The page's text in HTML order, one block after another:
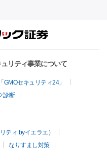
リティ事業について
セキュリティ24」
診断
ティ byイエラエ）
なりすまし対策